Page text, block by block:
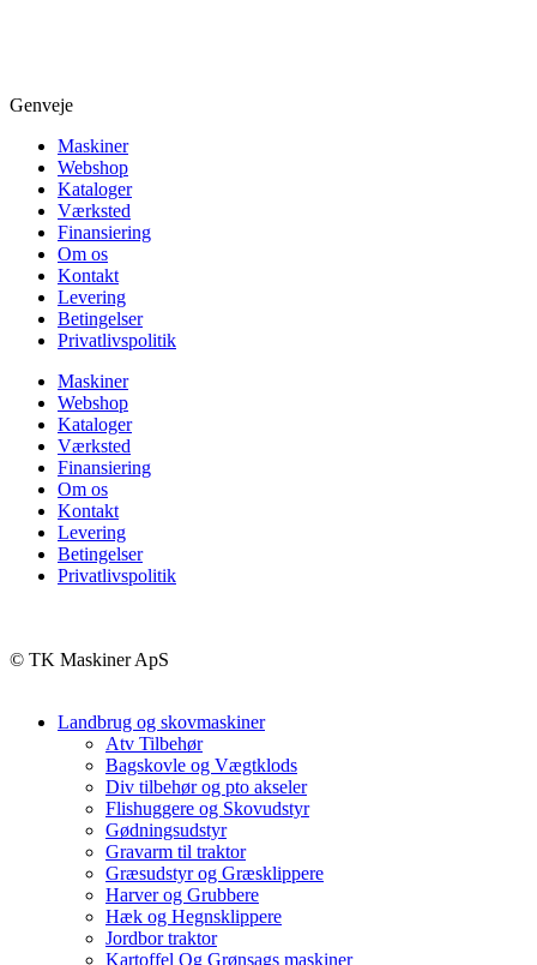
Genveje
Maskiner
Webshop
Kataloger
Værksted
Finansiering
Om os
Kontakt
Levering
Betingelser
Privatlivspolitik
Maskiner
Webshop
Kataloger
Værksted
Finansiering
Om os
Kontakt
Levering
Betingelser
Privatlivspolitik
© TK Maskiner ApS
Landbrug og skovmaskiner
Atv Tilbehør
Bagskovle og Vægtklods
Div tilbehør og pto akseler
Flishuggere og Skovudstyr
Gødningsudstyr
Gravarm til traktor
Græsudstyr og Græsklippere
Harver og Grubbere
Hæk og Hegnsklippere
Jordbor traktor
Kartoffel Og Grønsags maskiner